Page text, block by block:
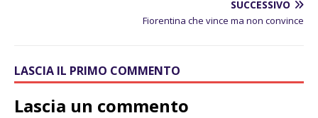
SUCCESSIVO
Fiorentina che vince ma non convince
LASCIA IL PRIMO COMMENTO
Lascia un commento